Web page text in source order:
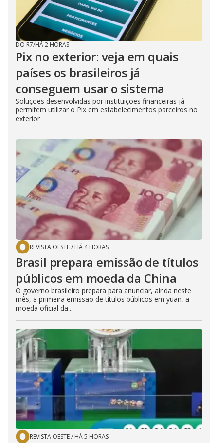
DO R7/HÁ 2 HORAS
Pix no exterior: veja em quais
países os brasileiros já
conseguem usar o sistema
Soluções desenvolvidas por instituições financeiras já
permitem utilizar o Pix em estabelecimentos parceiros no
exterior
REVISTA OESTE/ HÁ 4 HORAS
Brasil prepara emissão de títulos
públicos em moeda da China
O governo brasileiro prepara para anunciar, ainda neste
mês, a primeira emissão de títulos públicos em yuan, a
moeda oficial da...
REVISTA OESTE/ HÁ 5 HORAS